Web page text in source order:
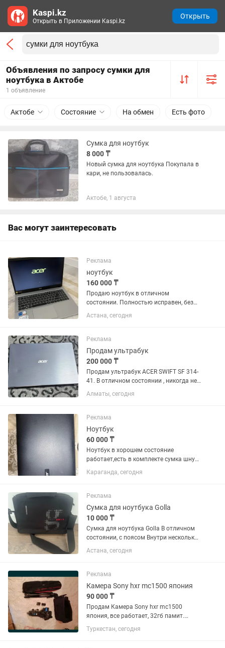
Объявления по запросу сумки для
ноутбука в Актобе
1 объявление
Актобе Состояние На обмен Есть фото
Сумка для ноутбук
8 000 ₸
Новый сумка для ноутбука Покупала в
кари, не пользовалась.
Актобе, 1 августа
Вас могут заинтересовать
Реклама
ноутбук
160 000 ₸
Продаю ноутбук в отличном
состоянии. Полностью исправен, без
скрытых дефектов. Отлично подойдет
для работы, учебы и повседневного
Intel Core i5-1235U...
Астана, сегодня
Реклама
Продам ультрабук
200 000 ₸
Продам ультрабук ACER SWIFT SF 314-
41. В отличном состоянии , никогда не
ремонтировался 100%. В комплекте
есть зарядное устройство и
для ноутбука. Торг не большой...
Алматы, сегодня
Реклама
Ноутбук
60 000 ₸
Ноутбук в хорошем состояние
работает,есть в комплекте сумка шнур
зарядки реальному покупателю 90.000
Караганда, сегодня
Реклама
Сумка для ноутбука Golla
10 000 ₸
Сумка для ноутбука Golla В отличном
состоянии, с поясом Внутри несколько
отделений Цена: 10 000 тенге Торг
уместен
Астана, сегодня
Реклама
Камера Sony hxr mc1500 япония
90 000 ₸
Продам Камера Sony hxr mc1500
япония, все работает, 32гб памит.
Комплекте 2 батарея, зарядка, штатиф,
сумка. Келісім бар, обмен ноутбук
Туркестан, сегодня
Kaspi.kz
Открыть в Приложении Kaspi.kz
Открыть